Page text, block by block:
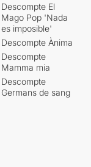
Descompte El
Mago Pop 'Nada
es imposible'
Descompte Ànima
Descompte
Mamma mia
Descompte
Germans de sang